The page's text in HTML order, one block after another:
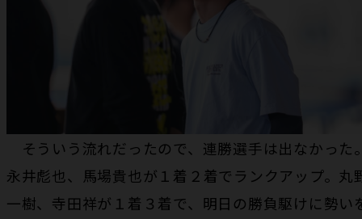
そういう流れだったので、連勝選手は出なかった
永井彪也、馬場貴也が１着２着でランクアップ。丸
一樹、寺田祥が１着３着で、明日の勝負駆けに勢い